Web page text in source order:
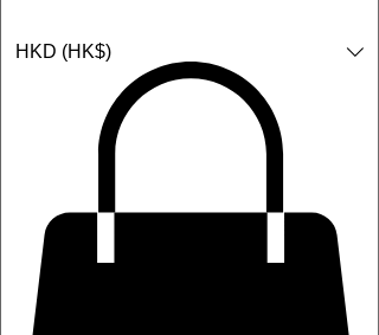
HKD (HK$)